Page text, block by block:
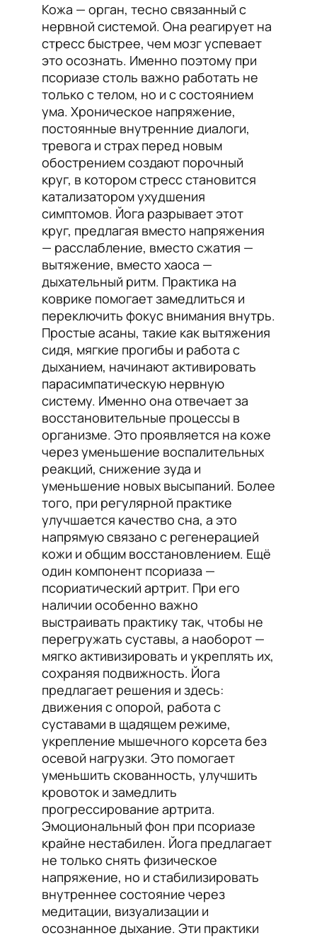
Кожа — орган, тесно связанный с
нервной системой. Она реагирует на
стресс быстрее, чем мозг успевает
это осознать. Именно поэтому при
псориазе столь важно работать не
только с телом, но и с состоянием
ума. Хроническое напряжение,
постоянные внутренние диалоги,
тревога и страх перед новым
обострением создают порочный
круг, в котором стресс становится
катализатором ухудшения
симптомов. Йога разрывает этот
круг, предлагая вместо напряжения
— расслабление, вместо сжатия —
вытяжение, вместо хаоса —
дыхательный ритм. Практика на
коврике помогает замедлиться и
переключить фокус внимания внутрь.
Простые асаны, такие как вытяжения
сидя, мягкие прогибы и работа с
дыханием, начинают активировать
парасимпатическую нервную
систему. Именно она отвечает за
восстановительные процессы в
организме. Это проявляется на коже
через уменьшение воспалительных
реакций, снижение зуда и
уменьшение новых высыпаний. Более
того, при регулярной практике
улучшается качество сна, а это
напрямую связано с регенерацией
кожи и общим восстановлением. Ещё
один компонент псориаза —
псориатический артрит. При его
наличии особенно важно
выстраивать практику так, чтобы не
перегружать суставы, а наоборот —
мягко активизировать и укреплять их,
сохраняя подвижность. Йога
предлагает решения и здесь:
движения с опорой, работа с
суставами в щадящем режиме,
укрепление мышечного корсета без
осевой нагрузки. Это помогает
уменьшить скованность, улучшить
кровоток и замедлить
прогрессирование артрита.
Эмоциональный фон при псориазе
крайне нестабилен. Йога предлагает
не только снять физическое
напряжение, но и стабилизировать
внутреннее состояние через
медитации, визуализации и
осознанное дыхание. Эти практики